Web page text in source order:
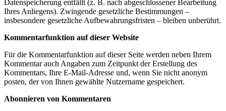
Datenspeicherung entfällt (z. B. nach abgeschlossener Bearbeitung
Ihres Anliegens). Zwingende gesetzliche Bestimmungen –
insbesondere gesetzliche Aufbewahrungsfristen – bleiben unberührt.
Kommentarfunktion auf dieser Website
Für die Kommentarfunktion auf dieser Seite werden neben Ihrem
Kommentar auch Angaben zum Zeitpunkt der Erstellung des
Kommentars, Ihre E-Mail-Adresse und, wenn Sie nicht anonym
posten, der von Ihnen gewählte Nutzername gespeichert.
Abonnieren von Kommentaren